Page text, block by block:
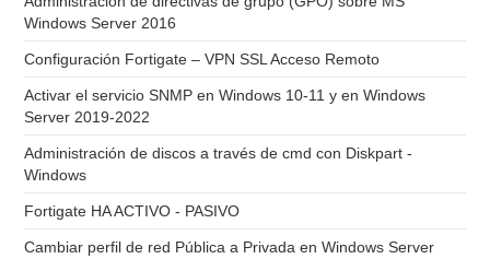
Windows Server 2016
Configuración Fortigate – VPN SSL Acceso Remoto
Activar el servicio SNMP en Windows 10-11 y en Windows
Server 2019-2022
Administración de discos a través de cmd con Diskpart -
Windows
Fortigate HA ACTIVO - PASIVO
Cambiar perfil de red Pública a Privada en Windows Server